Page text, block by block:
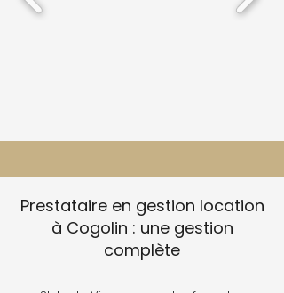
Prestataire en gestion location
à Cogolin : une gestion
complète